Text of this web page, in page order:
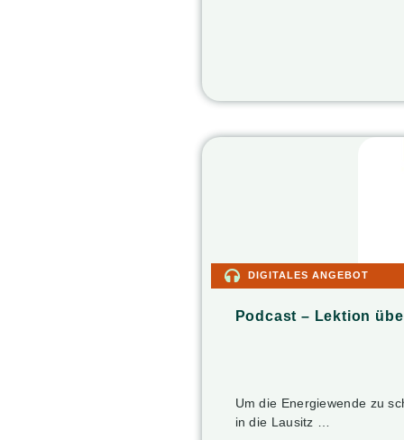
DIGITALES ANGEBOT
Podcast – Lektion
Um die Energiewende zu
in die Lausitz …